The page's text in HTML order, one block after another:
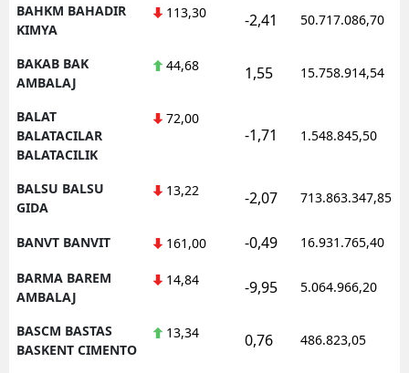
BAHKM BAHADIR
KIMYA
113,30 -2,41 50.717.086,70
BAKAB BAK
AMBALAJ
44,68 1,55 15.758.914,54
BALAT
BALATACILAR
BALATACILIK
72,00
-1,71 1.548.845,50
BALSU BALSU
GIDA
13,22 -2,07 713.863.347,85
BANVT BANVIT 161,00 -0,49 16.931.765,40
BARMA BAREM
AMBALAJ
14,84 -9,95 5.064.966,20
BASCM BASTAS
BASKENT CIMENTO
13,34 0,76 486.823,05